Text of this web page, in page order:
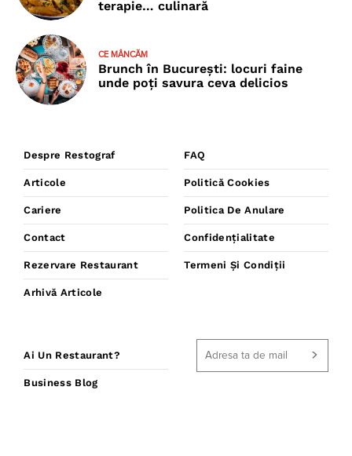
terapie… culinară
CE MÂNCĂM
Brunch în București: locuri faine
unde poţi savura ceva delicios
Despre Restograf
Articole
Cariere
Contact
Rezervare Restaurant
Arhivă Articole
FAQ
Politică Cookies
Politica De Anulare
Confidențialitate
Termeni Și Condiții
Ai Un Restaurant?
Business Blog